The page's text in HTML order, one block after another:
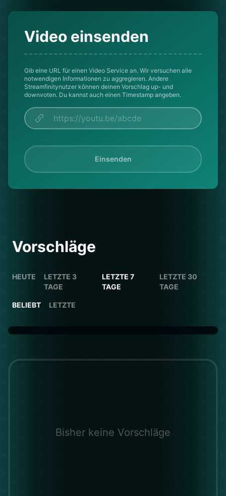
Video einsenden
Gib eine URL für einen Video Service an. Wir versuchen alle
notwendigen Informationen zu aggregieren. Andere
Streamfinitynutzer können deinen Vorschlag up- und
downvoten. Du kannst auch einen Timestamp angeben.
Einsenden
Vorschläge
HEUTE
LETZTE 3
TAGE
LETZTE 7
TAGE
LETZTE 30
TAGE
BELIEBT LETZTE
Bisher keine Vorschläge